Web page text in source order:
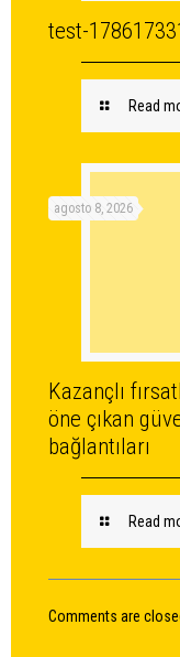
test-
Read
agosto 8, 2026
Kazançlı
öne çıkan
bağlantıları
Read
Comments are